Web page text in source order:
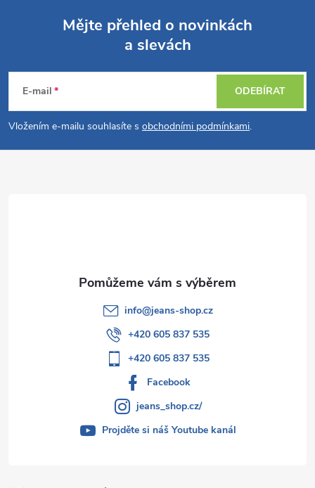
p
a
Mějte přehled o novinkách
a slevách
E-mail
Vložením e-mailu souhlasíte s obchodními podmínkami.
ODEBÍRAT
info@jeans-shop.cz
+420 605 837 535
+420 605 837 535
Facebook
jeans_shop.cz/
Projděte si náš Youtube kanál